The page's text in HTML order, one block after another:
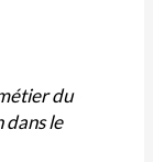
du
dans le